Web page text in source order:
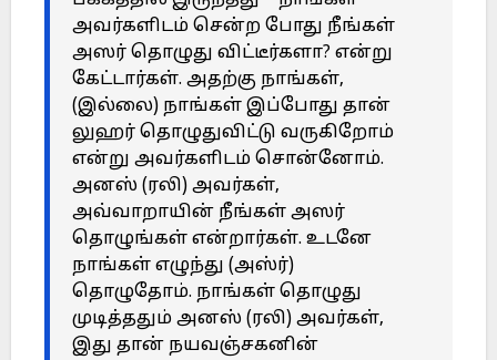
அவர்களிடம் சென்ற போது நீங்கள்
அஸர் தொழுது விட்டீர்களா? என்று
கேட்டார்கள். அதற்கு நாங்கள்,
(இல்லை) நாங்கள் இப்போது தான்
லுஹர் தொழுதுவிட்டு வருகிறோம்
என்று அவர்களிடம் சொன்னோம்.
அனஸ் (ரலி) அவர்கள்,
அவ்வாறாயின் நீங்கள் அஸர்
தொழுங்கள் என்றார்கள். உடனே
நாங்கள் எழுந்து (அஸ்ர்)
தொழுதோம். நாங்கள் தொழுது
முடித்ததும் அனஸ் (ரலி) அவர்கள்,
இது தான் நயவஞ்சகனின்